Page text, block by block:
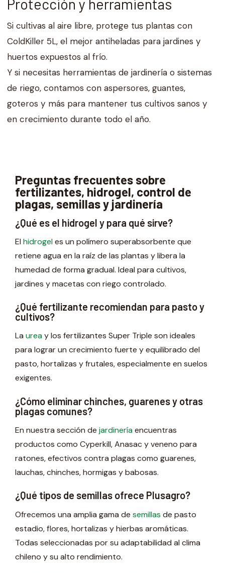
Protección y herramientas
Si cultivas al aire libre, protege tus plantas con
ColdKiller 5L, el mejor antiheladas para jardines y
huertos expuestos al frío.
Y si necesitas herramientas de jardinería o sistemas
de riego, contamos con aspersores, guantes,
goteros y más para mantener tus cultivos sanos y
en crecimiento durante todo el año.
Preguntas frecuentes sobre
fertilizantes, hidrogel, control de
plagas, semillas y jardinería
¿Qué es el hidrogel y para qué sirve?
Elhidrogeles un polímero superabsorbente que
retiene agua en la raíz de las plantas y libera la
humedad de forma gradual. Ideal para cultivos,
jardines y macetas con riego controlado.
¿Qué fertilizante recomiendan para pasto y
cultivos?
Laureay los fertilizantes Super Triple son ideales
para lograr un crecimiento fuerte y equilibrado del
pasto, hortalizas y frutales, especialmente en suelos
exigentes.
¿Cómo eliminar chinches, guarenes y otras
plagas comunes?
En nuestra sección dejardineríaencuentras
productos como Cyperkill, Anasac y veneno para
ratones, efectivos contra plagas como guarenes,
lauchas, chinches, hormigas y babosas.
¿Qué tipos de semillas ofrece Plusagro?
Ofrecemos una amplia gama desemillas de pasto
estadio, flores, hortalizas y hierbas aromáticas.
Todas seleccionadas por su adaptabilidad al clima
chileno y su alto rendimiento.